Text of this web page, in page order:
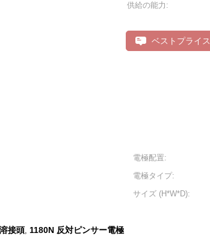
供給の能力:
ベストプライス
電極配置:
電極タイプ:
サイズ (H*W*D):
接頭, 1180N 反対ピンサー電極